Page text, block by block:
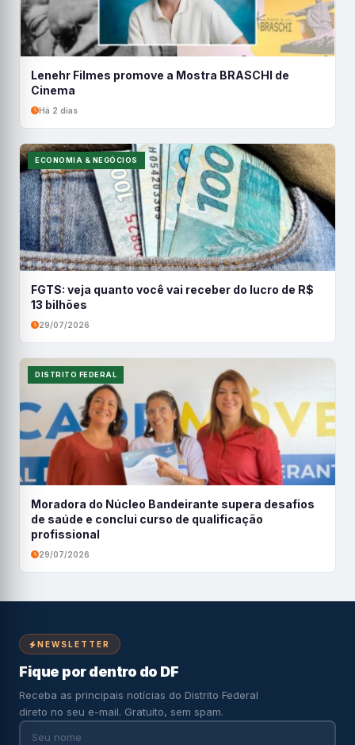
Lenehr Filmes promove a Mostra BRASCHI de
Cinema
Há 2 dias
ECONOMIA & NEGÓCIOS
FGTS: veja quanto você vai receber do lucro de R$
13 bilhões
29/07/2026
DISTRITO FEDERAL
Moradora do Núcleo Bandeirante supera desafios
de saúde e conclui curso de qualificação
profissional
29/07/2026
NEWSLETTER
Fique por dentro do DF
Receba as principais notícias do Distrito Federal
direto no seu e-mail. Gratuito, sem spam.